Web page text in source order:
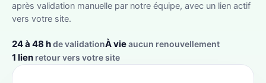
après validation manuelle par notre équipe, avec un lien actif
vers votre site.
24 à 48 hde validationÀ vieaucun renouvellement
1 lien retour vers votre site